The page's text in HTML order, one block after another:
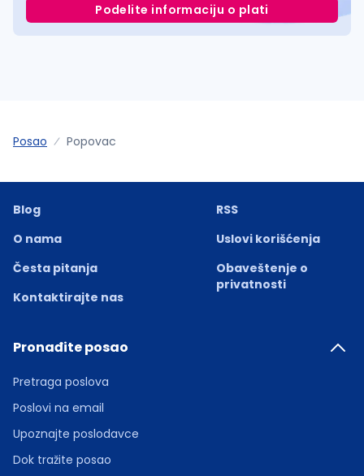
Podelite informaciju o plati
Posao Popovac
Blog
O nama
Česta pitanja
Kontaktirajte nas
RSS
Uslovi korišćenja
Obaveštenje o
privatnosti
Pronađite posao
Pretraga poslova
Poslovi na email
Upoznajte poslodavce
Dok tražite posao